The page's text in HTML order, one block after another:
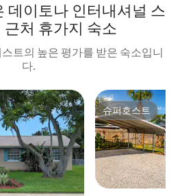
데이토나 인터내셔널 스
근처 휴가지 숙소
트의 높은 평가를 받은 숙소입니
다.
슈퍼호스트
슈퍼호스트